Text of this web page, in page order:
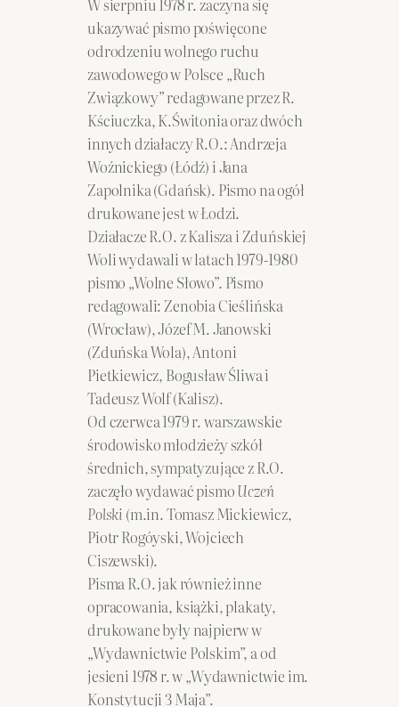
W sierpniu 1978 r. zaczyna się
ukazywać pismo poświęcone
odrodzeniu wolnego ruchu
zawodowego w Polsce „Ruch
Związkowy” redagowane przez R.
Kściuczka, K.Świtonia oraz dwóch
innych działaczy R.O.: Andrzeja
Woźnickiego (Łódź) i Jana
Zapolnika (Gdańsk). Pismo na ogół
drukowane jest w Łodzi.
Działacze R.O. z Kalisza i Zduńskiej
Woli wydawali w latach 1979-1980
pismo „Wolne Słowo”. Pismo
redagowali: Zenobia Cieślińska
(Wrocław), Józef M. Janowski
(Zduńska Wola), Antoni
Pietkiewicz, Bogusław Śliwa i
Tadeusz Wolf (Kalisz).
Od czerwca 1979 r. warszawskie
środowisko młodzieży szkół
średnich, sympatyzujące z R.O.
zaczęło wydawać pismoUczeń
Polski (m.in. Tomasz Mickiewicz,
Piotr Rogóyski, Wojciech
Ciszewski).
Pisma R.O. jak również inne
opracowania, książki, plakaty,
drukowane były najpierw w
„Wydawnictwie Polskim”, a od
jesieni 1978 r. w „Wydawnictwie im.
Konstytucji 3 Maja”.